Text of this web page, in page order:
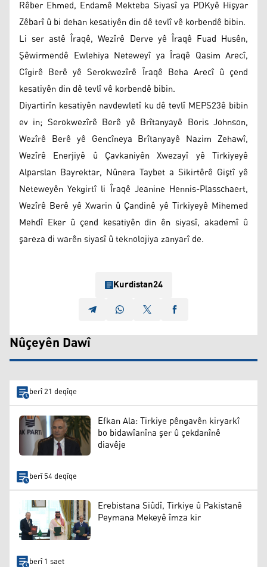
Rêber Ehmed, Endamê Mekteba Siyasî ya PDKyê Hişyar
Zêbarî û bi dehan kesatiyên din dê tevlî vê korbendê bibin.
Li ser astê Îraqê, Wezîrê Derve yê Îraqê Fuad Husên,
Şêwirmendê Ewlehiya Neteweyî ya Îraqê Qasim Arecî,
Cîgirê Berê yê Serokwezîrê Îraqê Beha Arecî û çend
kesatiyên din dê tevlî vê korbendê bibin.
Diyartirîn kesatiyên navdewletî ku dê tevlî MEPS23ê bibin
ev in; Serokwezîrê Berê yê Brîtanyayê Boris Johnson,
Wezîrê Berê yê Gencîneya Brîtanyayê Nazim Zehawî,
Wezîrê Enerjiyê û Çavkaniyên Xwezayî yê Tirkiyeyê
Alparslan Bayrektar, Nûnera Taybet a Sikirtêrê Giştî yê
Neteweyên Yekgirtî li Îraqê Jeanine Hennis-Plasschaert,
Wezîrê Berê yê Xwarin û Çandinê yê Tirkiyeyê Mihemed
Mehdî Eker û çend kesatiyên din ên siyasî, akademî û
şareza di warên siyasî û teknolojiya zanyarî de.
Kurdistan24
Nûçeyên Dawî
berî 21 deqîqe
Efkan Ala: Tirkiye pêngavên kiryarkî
bo bidawîanîna şer û çekdanînê
diavêje
berî 54 deqîqe
Erebistana Siûdî, Tirkiye û Pakistanê
Peymana Mekeyê îmza kir
berî 1 saet